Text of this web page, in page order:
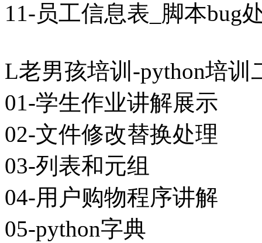
11-员工信息表_脚本bug
L老男孩培训-python培训
01-学生作业讲解展示
02-文件修改替换处理
03-列表和元组
04-用户购物程序讲解
05-python字典